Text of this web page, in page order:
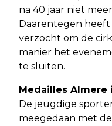
na 40 jaar niet
Daarentegen
verzocht om de
manier het
te sluiten.
Medailles Almere
De jeugdige
meegedaan met